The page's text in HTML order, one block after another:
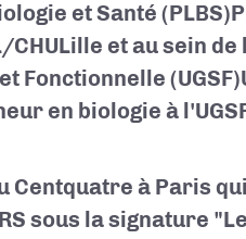
et Santé (PLBS)
CHULille et au sein de
Fonctionnelle (UGSF)
en biologie à
Centquatre à Paris
sous la signature